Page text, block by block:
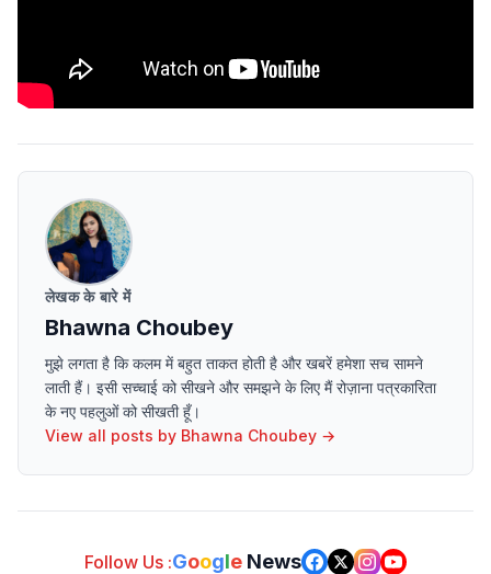
लेखक के बारे में
Bhawna Choubey
मुझे लगता है कि कलम में बहुत ताकत होती है और खबरें हमेशा सच सामने
लाती हैं। इसी सच्चाई को सीखने और समझने के लिए मैं रोज़ाना पत्रकारिता
के नए पहलुओं को सीखती हूँ।
View all posts by Bhawna Choubey →
Follow Us :Google News